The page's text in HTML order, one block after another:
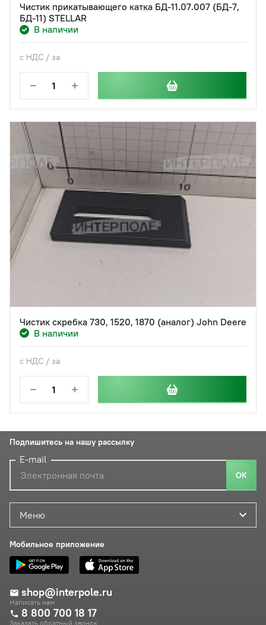
Чистик прикатывающего катка БД-11.07.007 (БД-7,
БД-11) STELLAR
В наличии
с НДС / за
− +
Чистик скребка 730, 1520, 1870 (аналог) John Deere
В наличии
с НДС / за
− +
Меню
Мобильное приложение
shop@interpole.ru
Написать нам
8 800 700 18 17
Заказать обратный звонок
Подпишитесь на нашу рассылку
E-mail
ОК